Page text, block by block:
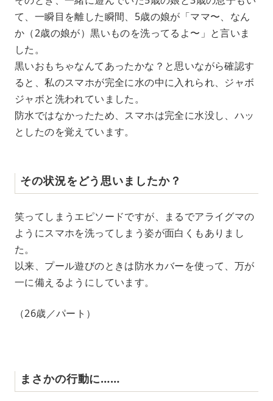
て、一瞬目を離した瞬間、5歳の娘が「ママ〜、なん
か（2歳の娘が）黒いものを洗ってるよ〜」と言いま
した。
黒いおもちゃなんてあったかな？と思いながら確認す
ると、私のスマホが完全に水の中に入れられ、ジャボ
ジャボと洗われていました。
防水ではなかったため、スマホは完全に水没し、ハッ
としたのを覚えています。
その状況をどう思いましたか？
笑ってしまうエピソードですが、まるでアライグマの
ようにスマホを洗ってしまう姿が面白くもありまし
た。
以来、プール遊びのときは防水カバーを使って、万が
一に備えるようにしています。
（26歳／パート）
まさかの行動に……